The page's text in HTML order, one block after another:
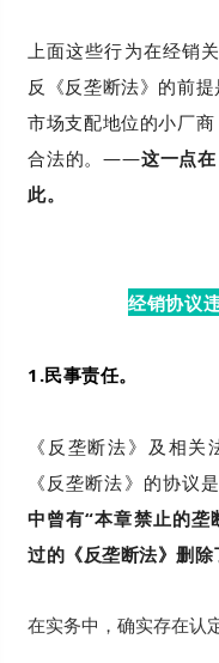
上面这些行为在经销
反《反垄断法》的前
市场支配地位的小厂
合法的。——这一点
此。
经销协议
1.民事责任。
《反垄断法》及相
《反垄断法》的协议
中曾有“本章禁止的垄
过的《反垄断法》删除
在实务中，确实存在认